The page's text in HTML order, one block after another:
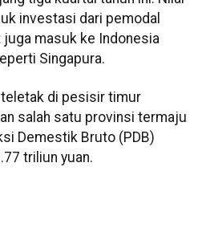
investasi dari pemodal
juga masuk ke Indonesia
Singapura.
teletak di pesisir timur
salah satu provinsi termaju
Demestik Bruto (PDB)
triliun yuan.